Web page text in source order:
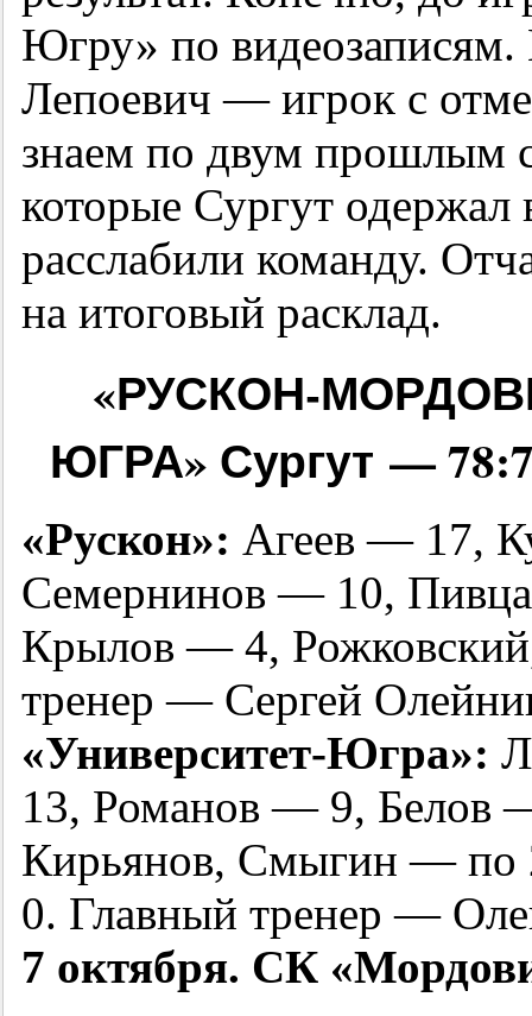
Югру» по
Лепоевич — игрок с
знаем по двум прошлым
которые Сургут одержал
расслабили команду.
на итоговый расклад.
«РУСКОН-
ЮГРА» Сургут —
«Рускон»: Агеев — 17,
Семернинов — 10,
Крылов — 4,
тренер — Сергей
«Университет-Югра»:
13, Романов — 9,
Кирьянов, Смыгин — по
0. Главный тренер —
7 октября. СК